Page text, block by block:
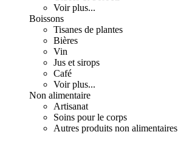
Voir plus...
Boissons
Tisanes de plantes
Bières
Vin
Jus et sirops
Café
Voir plus...
Non alimentaire
Artisanat
Soins pour le corps
Autres produits non alimentaires